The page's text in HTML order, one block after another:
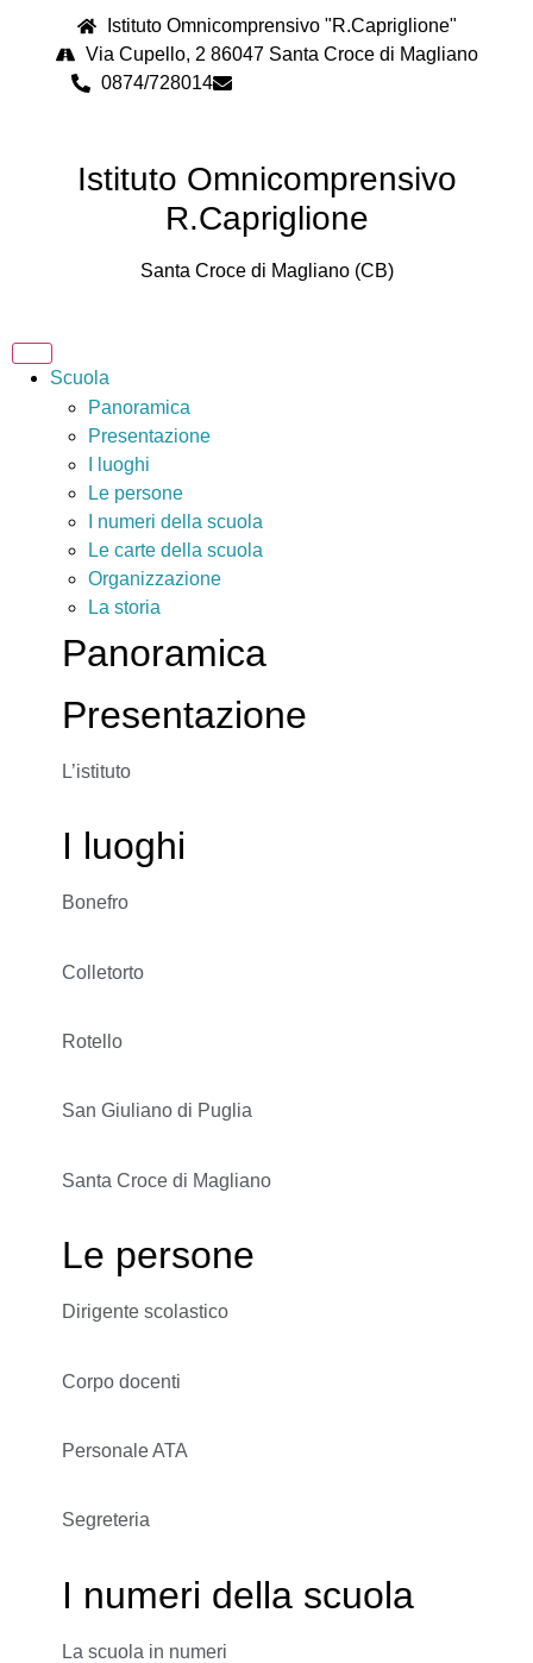
Istituto Omnicomprensivo "R.Capriglione"
Via Cupello, 2 86047 Santa Croce di Magliano
0874/728014
Istituto Omnicomprensivo
R.Capriglione
Santa Croce di Magliano (CB)
Scuola
Panoramica
Presentazione
I luoghi
Le persone
I numeri della scuola
Le carte della scuola
Organizzazione
La storia
Panoramica
Presentazione
L’istituto
I luoghi
Bonefro
Colletorto
Rotello
San Giuliano di Puglia
Santa Croce di Magliano
Le persone
Dirigente scolastico
Corpo docenti
Personale ATA
Segreteria
I numeri della scuola
La scuola in numeri